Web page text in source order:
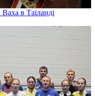
в Таїланді